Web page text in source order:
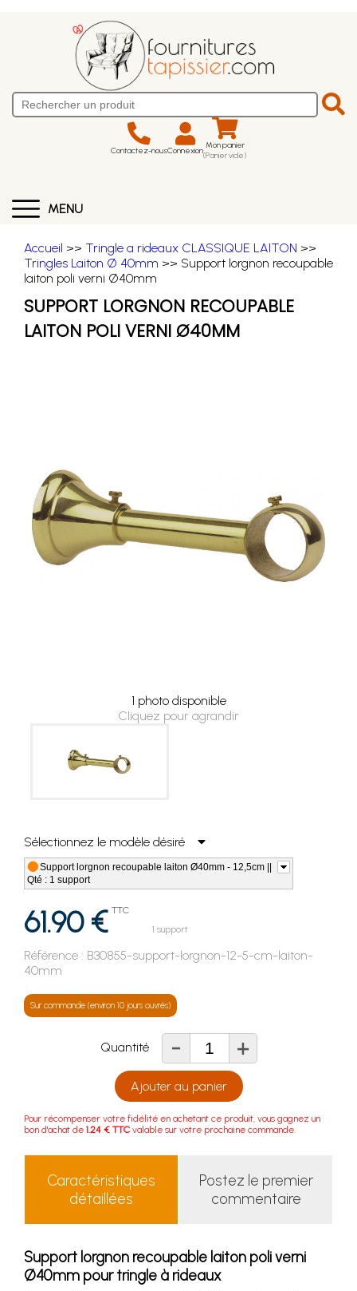
Contactez-nousConnexion Mon panier
(Panier vide)
MENU
Accueil >> Tringle a rideaux CLASSIQUE LAITON >>
Tringles Laiton Ø 40mm >> Support lorgnon recoupable
laiton poli verni Ø40mm
SUPPORT LORGNON RECOUPABLE
LAITON POLI VERNI Ø40MM
1 photo disponible
Cliquez pour agrandir
Sélectionnez le modèle désiré
Support lorgnon recoupable laiton Ø40mm - 12,5cm ||
Qté : 1 support
61.90 € TTC
1 support
Référence : B30855-support-lorgnon-12-5-cm-laiton-
40mm
Sur commande (environ 10 jours ouvrés)
Quantité - +
Ajouter au panier
Pour récompenser votre fidélité en achetant ce produit, vous gagnez un
bon d'achat de 1.24 € TTC valable sur votre prochaine commande.
Caractéristiques
détaillées
Postez le premier
commentaire
Support lorgnon recoupable laiton poli verni
Ø40mm pour tringle à rideaux